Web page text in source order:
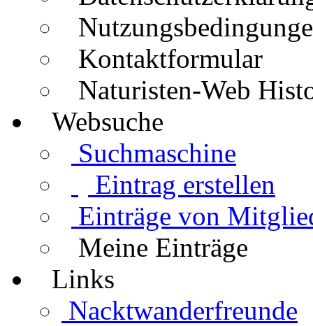
Kontaktformular
Naturisten-Web
Websuche
Suchmaschine
Eintrag erstellen
Einträge von
Meine Einträge
Links
Nacktwanderfreunde